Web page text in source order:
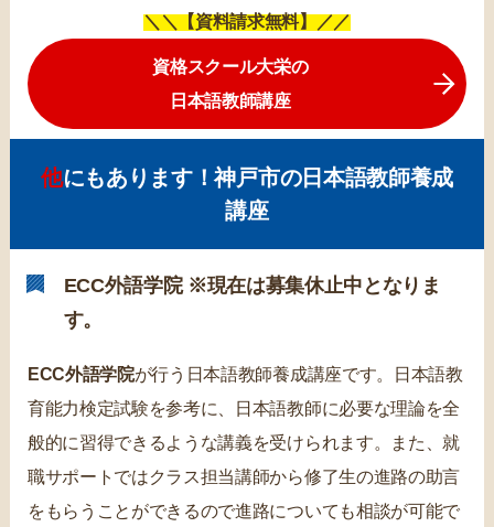
＼＼【資料請求無料】／／
資格スクール大栄の
日本語教師講座
他にもあります！神戸市の日本語教師養成
講座
ECC外語学院 ※現在は募集休止中となりま
す。
ECC外語学院が行う日本語教師養成講座です。日本語教
育能力検定試験を参考に、日本語教師に必要な理論を全
般的に習得できるような講義を受けられます。また、就
職サポートではクラス担当講師から修了生の進路の助言
をもらうことができるので進路についても相談が可能で